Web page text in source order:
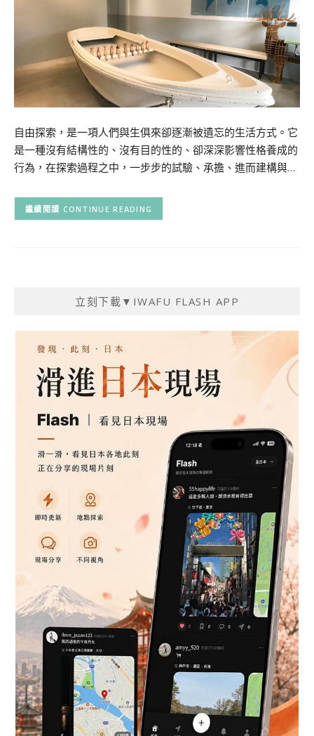
自由探索，是一項人們與生俱來卻逐漸被遺忘的生活方式。它
是一種沒有結構性的、沒有目的性的、卻深深影響性格養成的
行為，在探索過程之中，一步步的試驗、承擔、進而建構與…
CONTINUE READING
立刻下載▼IWAFU FLASH APP